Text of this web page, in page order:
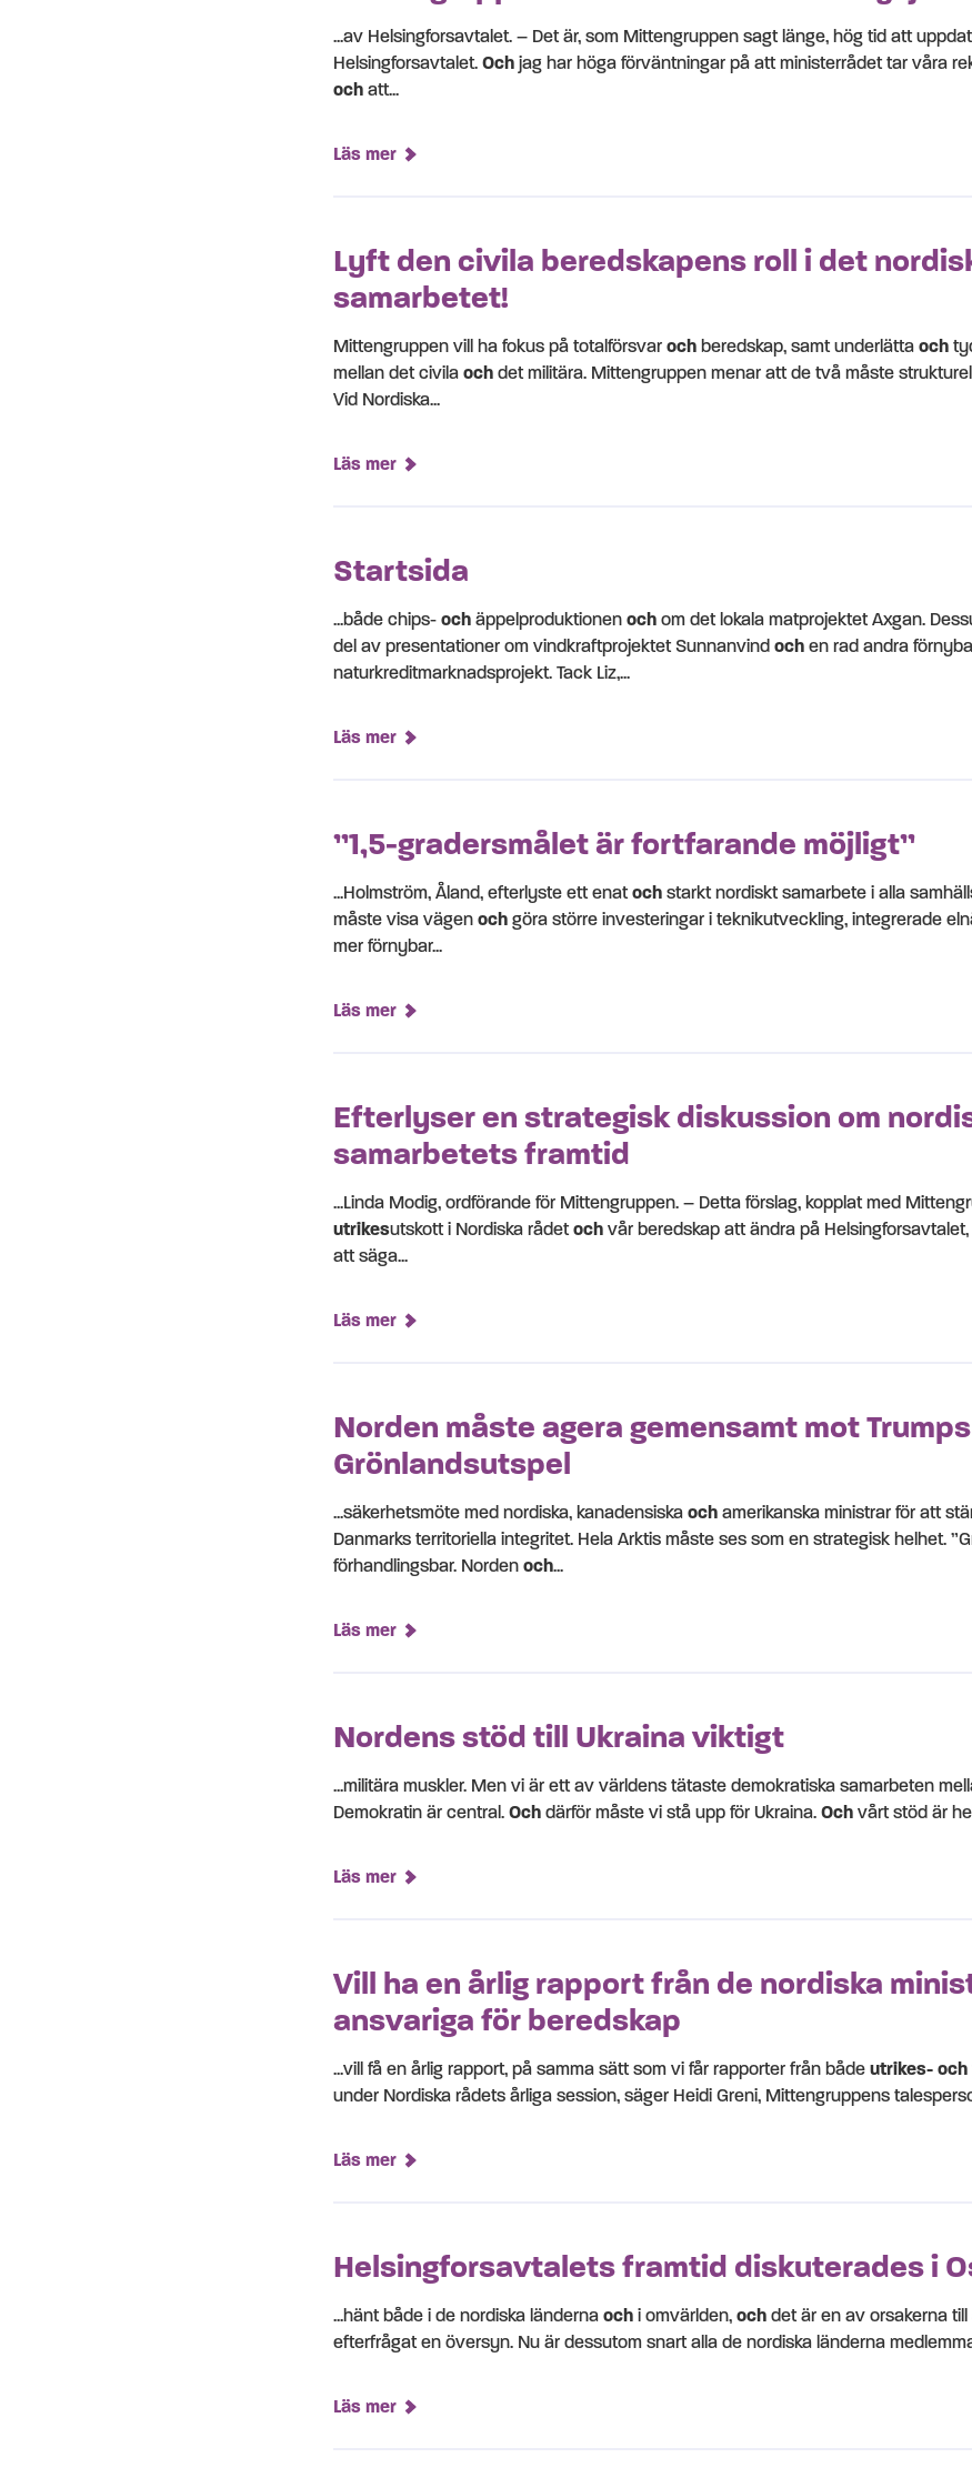
...av Helsingforsavtalet. – Det är, som Mittengruppen sagt länge, hög tid att
Helsingforsavtalet. Ochjag har höga förväntningar på att ministerrådet tar våra
ochatt...
Läs mer
Lyft den civila beredskapens roll i det
samarbetet!
Mittengruppen vill ha fokus på totalförsvar ochberedskap, samt underlätta och
mellan det civila ochdet militära. Mittengruppen menar att de två måste
Vid Nordiska...
Läs mer
Startsida
...både chips- ochäppelproduktionen ochom det lokala matprojektet Axgan.
del av presentationer om vindkraftprojektet Sunnanvind ochen rad andra
naturkreditmarknadsprojekt. Tack Liz,...
Läs mer
”1,5-gradersmålet är fortfarande möjligt”
...Holmström, Åland, efterlyste ett enat ochstarkt nordiskt samarbete i alla
måste visa vägen ochgöra större investeringar i teknikutveckling, integrerade
mer förnybar...
Läs mer
Efterlyser en strategisk diskussion om
samarbetets framtid
...Linda Modig, ordförande för Mittengruppen. – Detta förslag, kopplat med
utrikesutskott i Nordiska rådet ochvår beredskap att ändra på
att säga...
Läs mer
Norden måste agera gemensamt mot Trumps
Grönlandsutspel
...säkerhetsmöte med nordiska, kanadensiska ochamerikanska ministrar för att
Danmarks territoriella integritet. Hela Arktis måste ses som en strategisk helhet.
förhandlingsbar. Norden och...
Läs mer
Nordens stöd till Ukraina viktigt
...militära muskler. Men vi är ett av världens tätaste demokratiska samarbeten
Demokratin är central. Ochdärför måste vi stå upp för Ukraina. Ochvårt stöd är
Läs mer
Vill ha en årlig rapport från de nordiska
ansvariga för beredskap
...vill få en årlig rapport, på samma sätt som vi får rapporter från både utrikes- och
under Nordiska rådets årliga session, säger Heidi Greni, Mittengruppens
Läs mer
Helsingforsavtalets framtid diskuterades i
...hänt både i de nordiska länderna ochi omvärlden, ochdet är en av orsakerna
efterfrågat en översyn. Nu är dessutom snart alla de nordiska länderna
Läs mer